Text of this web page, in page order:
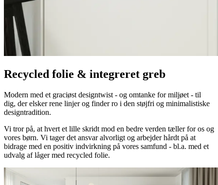
Recycled folie & integreret greb
Modern med et graciøst designtwist - og omtanke for miljøet - til
dig, der elsker rene linjer og finder ro i den støjfri og minimalistiske
designtradition.
Vi tror på, at hvert et lille skridt mod en bedre verden tæller for os og
vores børn. Vi tager det ansvar alvorligt og arbejder hårdt på at
bidrage med en positiv indvirkning på vores samfund - bl.a. med et
udvalg af låger med recycled folie.